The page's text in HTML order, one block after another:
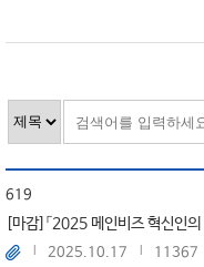
619
2025.10.17 11367